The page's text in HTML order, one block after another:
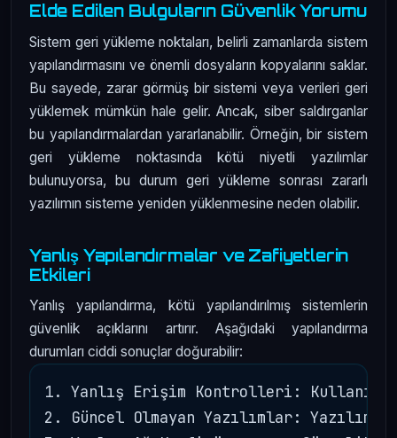
Elde Edilen Bulguların Güvenlik Yorumu
Sistem geri yükleme noktaları, belirli zamanlarda sistem
yapılandırmasını ve önemli dosyaların kopyalarını saklar.
Bu sayede, zarar görmüş bir sistemi veya verileri geri
yüklemek mümkün hale gelir. Ancak, siber saldırganlar
bu yapılandırmalardan yararlanabilir. Örneğin, bir sistem
geri yükleme noktasında kötü niyetli yazılımlar
bulunuyorsa, bu durum geri yükleme sonrası zararlı
yazılımın sisteme yeniden yüklenmesine neden olabilir.
Yanlış Yapılandırmalar ve Zafiyetlerin
Etkileri
Yanlış yapılandırma, kötü yapılandırılmış sistemlerin
güvenlik açıklarını artırır. Aşağıdaki yapılandırma
durumları ciddi sonuçlar doğurabilir:
1. Yanlış Erişim Kontrolleri:
2. Güncel Olmayan Yazılımlar: